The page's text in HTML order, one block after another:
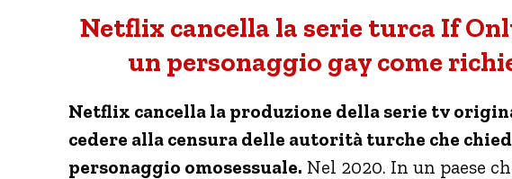
Netflix cancella la serie turca If
un personaggio gay come
Netflix cancella la produzione della serie tv
cedere alla censura delle autorità turche che
personaggio omosessuale. Nel 2020. In un paese